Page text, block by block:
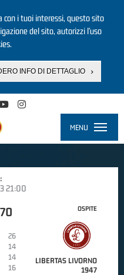
i tuoi interessi, questo sito
del sito, autorizzi l’uso
INFO DI DETTAGLIO
MENU
21:00
70
26
14
14
16
OSPITE
LIBERTAS LIVORNO
1947